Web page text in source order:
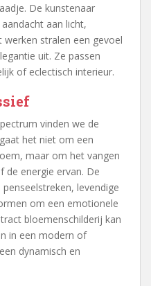
De kunstenaar
aan licht,
stralen een gevoel
uit. Ze passen
of eclectisch interieur.
vinden we de
het niet om een
maar om het vangen
de energie ervan. De
levendige
om een emotionele
bloemenschilderij kan
in een modern of
dynamisch en